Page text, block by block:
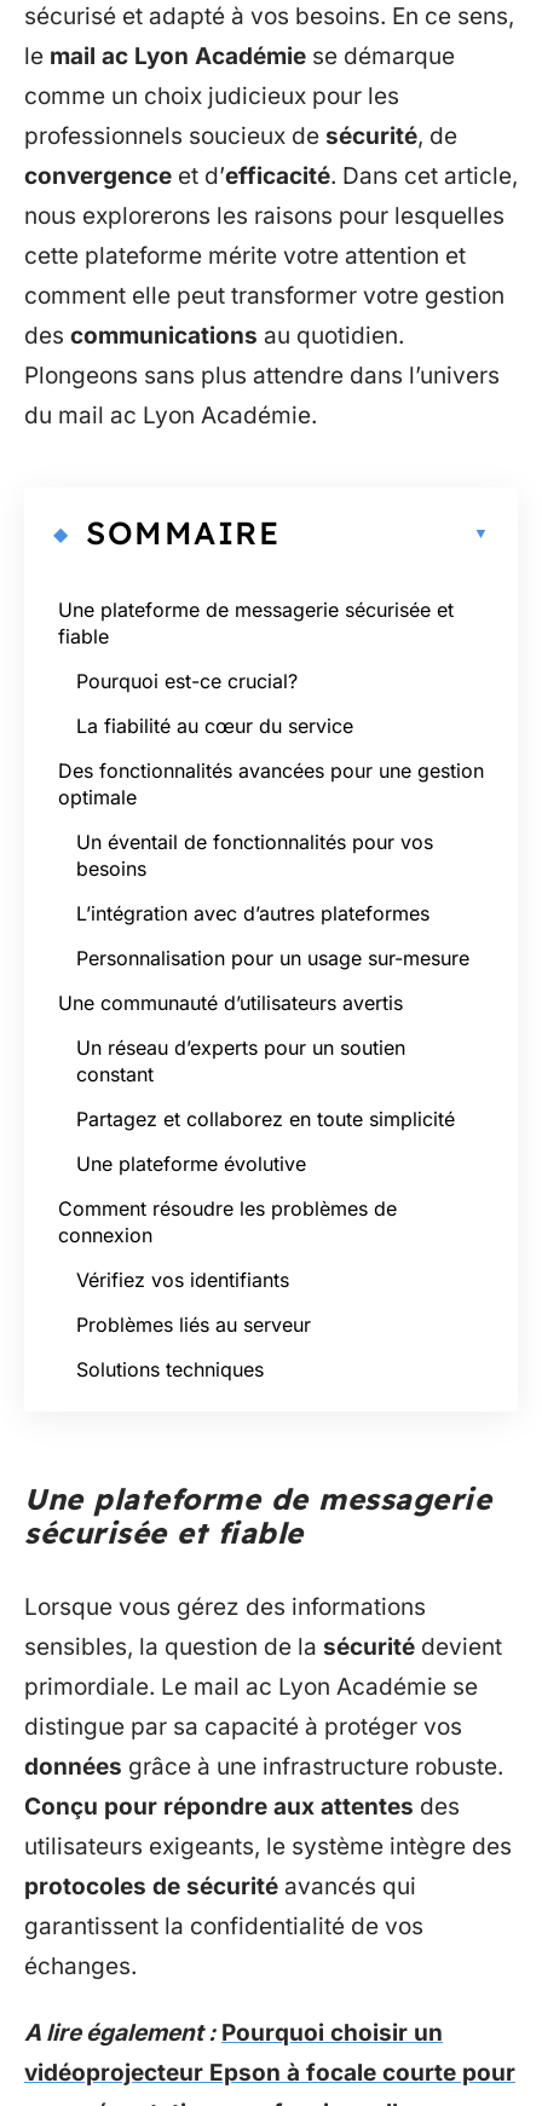
sécurisé et adapté à vos besoins. En ce sens,
le mail ac Lyon Académie se démarque
comme un choix judicieux pour les
professionnels soucieux de sécurité, de
convergence et d’efficacité. Dans cet article,
nous explorerons les raisons pour lesquelles
cette plateforme mérite votre attention et
comment elle peut transformer votre gestion
des communications au quotidien.
Plongeons sans plus attendre dans l’univers
du mail ac Lyon Académie.
SOMMAIRE
Une plateforme de messagerie sécurisée et
fiable
Pourquoi est-ce crucial?
La fiabilité au cœur du service
Des fonctionnalités avancées pour une gestion
optimale
Un éventail de fonctionnalités pour vos
besoins
L’intégration avec d’autres plateformes
Personnalisation pour un usage sur-mesure
Une communauté d’utilisateurs avertis
Un réseau d’experts pour un soutien
constant
Partagez et collaborez en toute simplicité
Une plateforme évolutive
Comment résoudre les problèmes de
connexion
Vérifiez vos identifiants
Problèmes liés au serveur
Solutions techniques
Une plateforme de messagerie
sécurisée et fiable
Lorsque vous gérez des informations
sensibles, la question de la sécurité devient
primordiale. Le mail ac Lyon Académie se
distingue par sa capacité à protéger vos
données grâce à une infrastructure robuste.
Conçu pour répondre aux attentes des
utilisateurs exigeants, le système intègre des
protocoles de sécurité avancés qui
garantissent la confidentialité de vos
échanges.
A lire également : Pourquoi choisir un
vidéoprojecteur Epson à focale courte pour